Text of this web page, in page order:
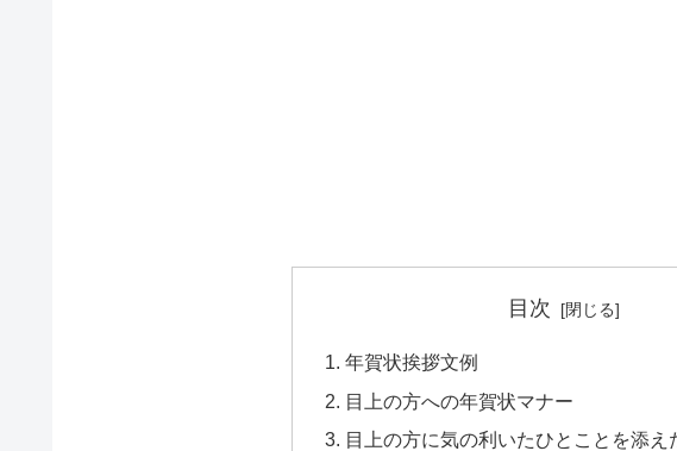
目次
年賀状挨拶文例
目上の方への年賀状マナー
目上の方に気の利いたひとことを添え